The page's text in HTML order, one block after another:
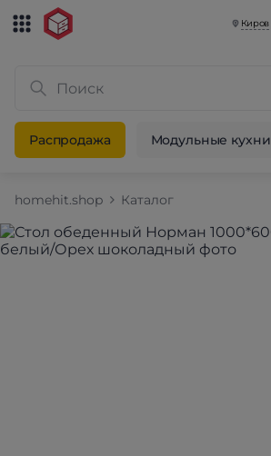
Киров
Распродажа Модульные кухни
homehit.shop Каталог